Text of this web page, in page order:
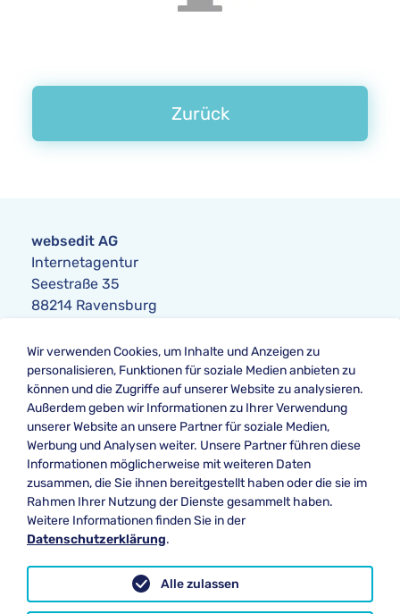
Zurück
websedit AG
Internetagentur
Seestraße 35
88214 Ravensburg
Telefon:+49 751 354104-0
Telefax: +49 751 354104-42
E-Mail:anfrage@websedit.de
Datenschutz
Impressum
Unsere Bewertung bei
★★★★★ Google
Wir verwenden Cookies, um Inhalte und Anzeigen zu
personalisieren, Funktionen für soziale Medien anbieten zu
können und die Zugriffe auf unserer Website zu analysieren.
Außerdem geben wir Informationen zu Ihrer Verwendung
unserer Website an unsere Partner für soziale Medien,
Werbung und Analysen weiter. Unsere Partner führen diese
Informationen möglicherweise mit weiteren Daten
zusammen, die Sie ihnen bereitgestellt haben oder die sie im
Rahmen Ihrer Nutzung der Dienste gesammelt haben.
Weitere Informationen finden Sie in der
Datenschutzerklärung.
Alle zulassen